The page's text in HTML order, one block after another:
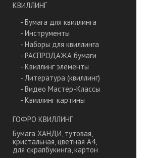
КВИЛЛИНГ
- Бумага для квиллинга
- Инструменты
- Наборы для квиллинга
- РАСПРОДАЖА бумаги
- Квиллинг элементы
- Литература (квиллинг)
- Видео Мастер-Классы
- Квиллинг картины
ГОФРО КВИЛЛИНГ
Бумага ХАНДИ, тутовая,
кристальная, цветная А4,
для скрапбукинга, картон